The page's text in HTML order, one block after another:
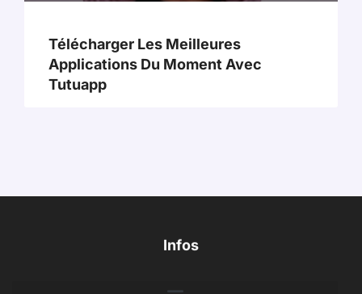
Télécharger Les Meilleures
Applications Du Moment Avec
Tutuapp
Infos